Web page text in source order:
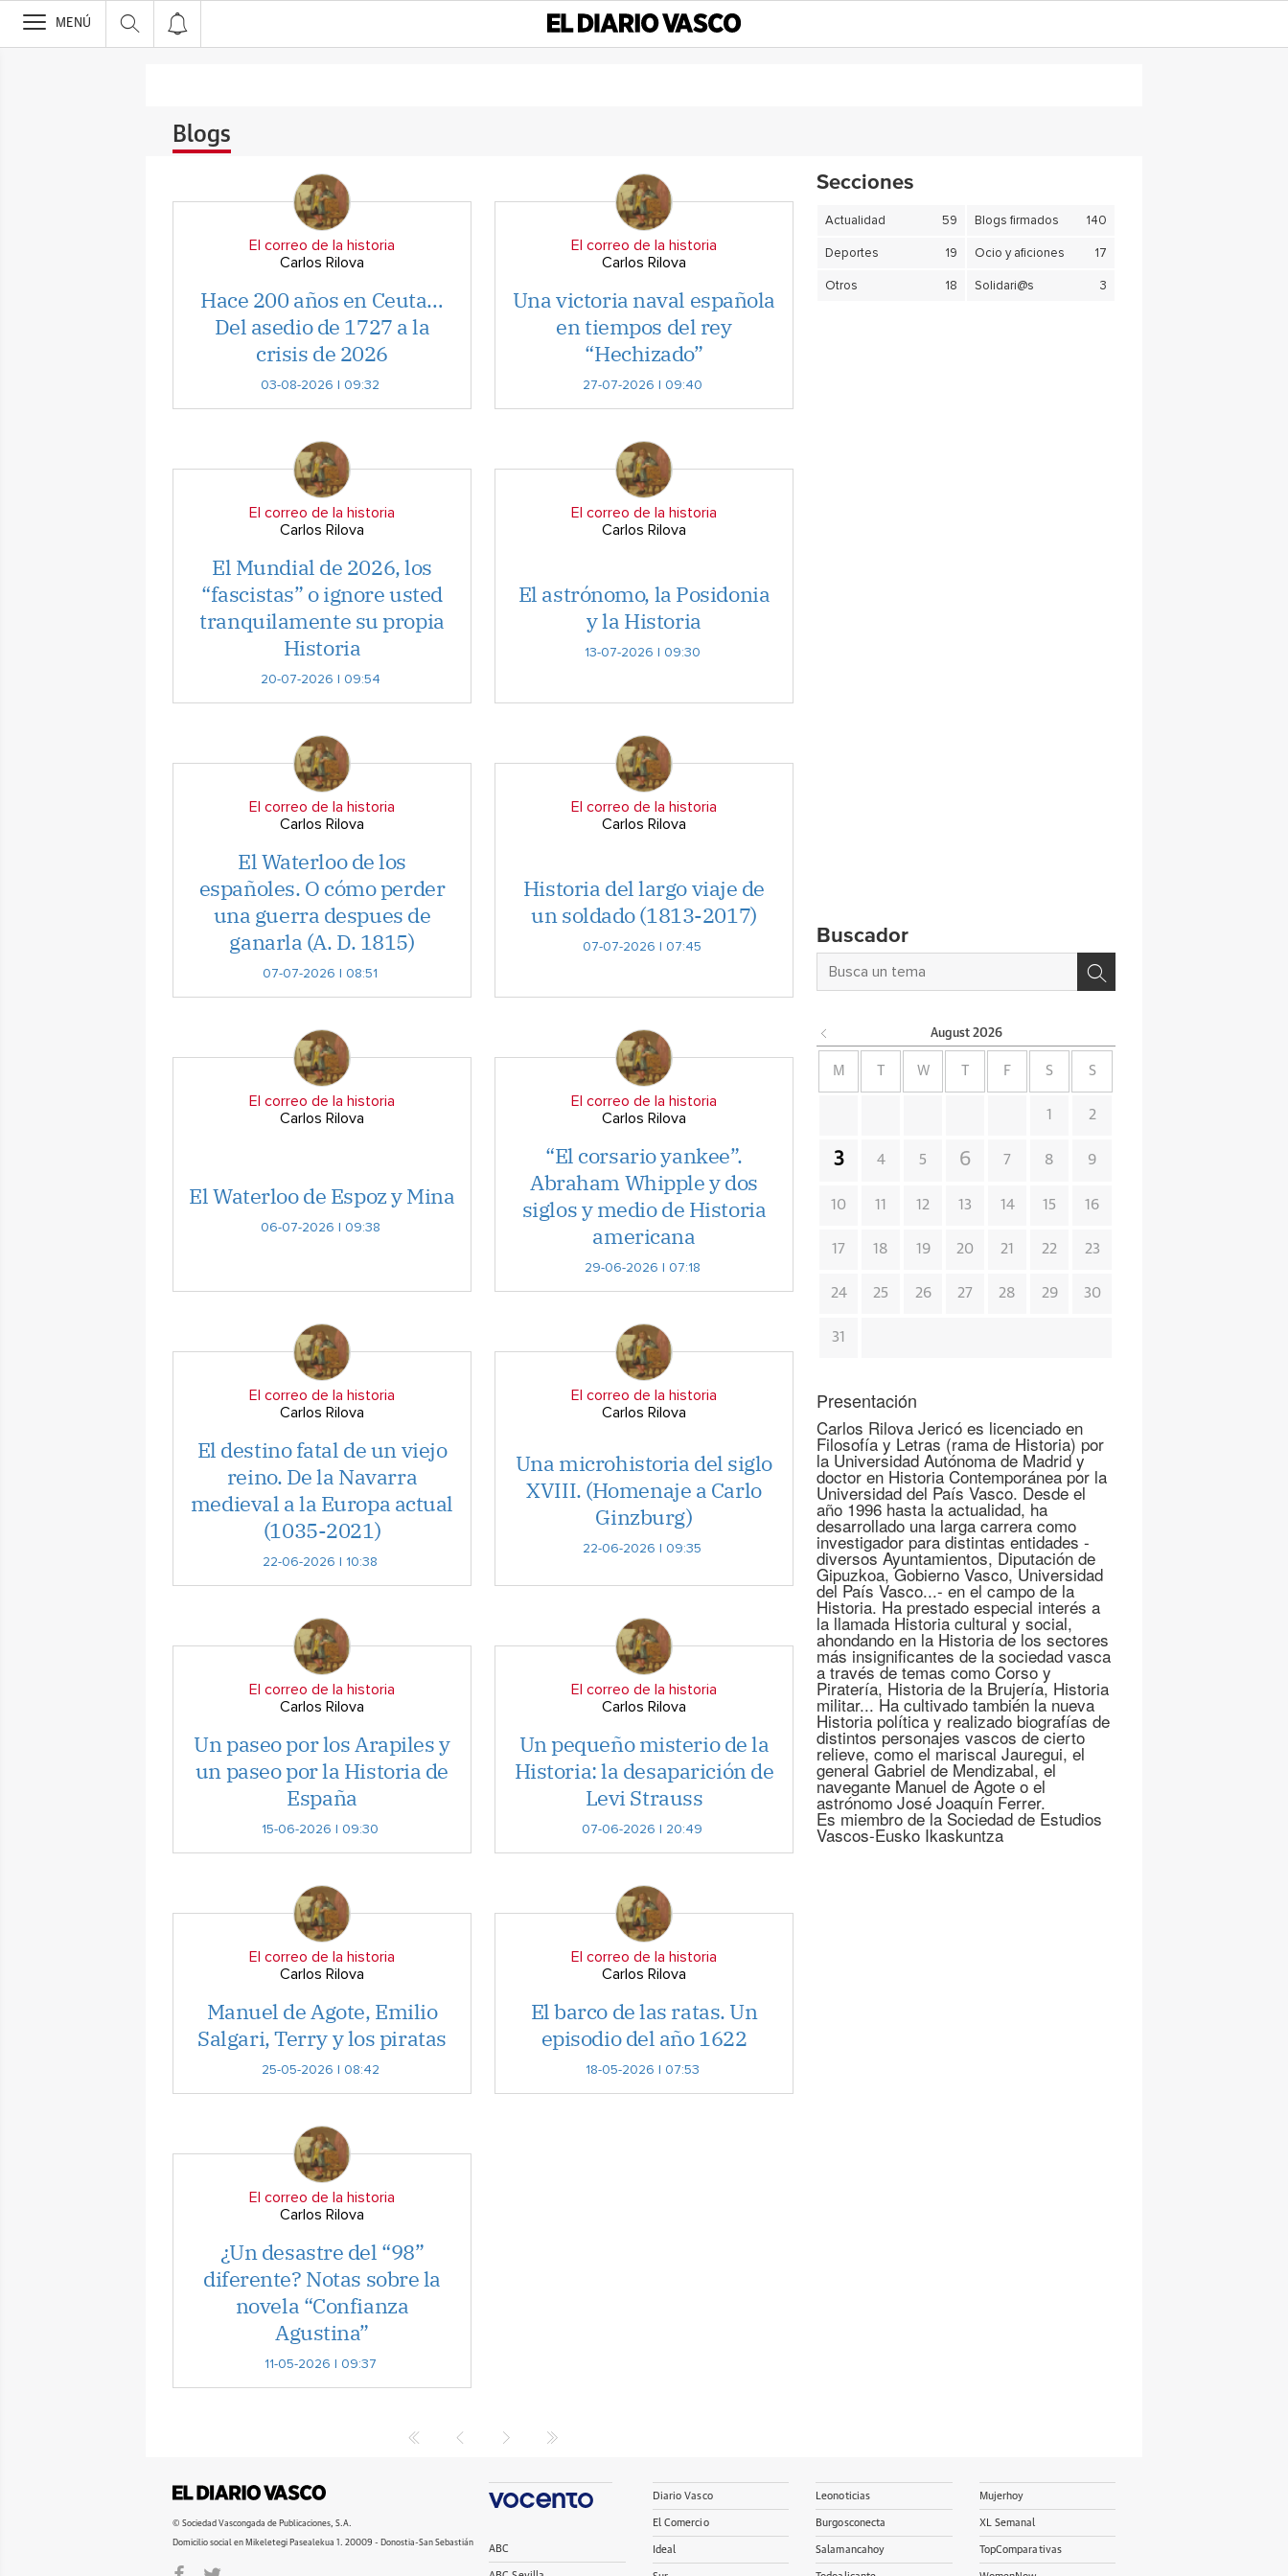
>
MENÚ
Blogs
El correo de la historia
Carlos Rilova
Hace 200 años en Ceuta…
Del asedio de 1727 a la
crisis de 2026
03-08-2026 | 09:32
El correo de la historia
Carlos Rilova
Una victoria naval española
en tiempos del rey
“Hechizado”
27-07-2026 | 09:40
El correo de la historia
Carlos Rilova
El Mundial de 2026, los
“fascistas” o ignore usted
tranquilamente su propia
Historia
20-07-2026 | 09:54
El correo de la historia
Carlos Rilova
El astrónomo, la Posidonia
y la Historia
13-07-2026 | 09:30
El correo de la historia
Carlos Rilova
El Waterloo de los
españoles. O cómo perder
una guerra despues de
ganarla (A. D. 1815)
07-07-2026 | 08:51
El correo de la historia
Carlos Rilova
Historia del largo viaje de
un soldado (1813-2017)
07-07-2026 | 07:45
El correo de la historia
Carlos Rilova
El Waterloo de Espoz y Mina
06-07-2026 | 09:38
El correo de la historia
Carlos Rilova
“El corsario yankee”.
Abraham Whipple y dos
siglos y medio de Historia
americana
29-06-2026 | 07:18
El correo de la historia
Carlos Rilova
El destino fatal de un viejo
reino. De la Navarra
medieval a la Europa actual
(1035-2021)
22-06-2026 | 10:38
El correo de la historia
Carlos Rilova
Una microhistoria del siglo
XVIII. (Homenaje a Carlo
Ginzburg)
22-06-2026 | 09:35
El correo de la historia
Carlos Rilova
Un paseo por los Arapiles y
un paseo por la Historia de
España
15-06-2026 | 09:30
El correo de la historia
Carlos Rilova
Un pequeño misterio de la
Historia: la desaparición de
Levi Strauss
07-06-2026 | 20:49
El correo de la historia
Carlos Rilova
Manuel de Agote, Emilio
Salgari, Terry y los piratas
25-05-2026 | 08:42
El correo de la historia
Carlos Rilova
El barco de las ratas. Un
episodio del año 1622
18-05-2026 | 07:53
El correo de la historia
Carlos Rilova
¿Un desastre del “98”
diferente? Notas sobre la
novela “Confianza
Agustina”
11-05-2026 | 09:37
Secciones
Actualidad 59 Blogs firmados 140
Deportes 19 Ocio y aficiones 17
Otros 18 Solidari@s 3
Buscador
August 2026
M W F S S
1 2
3 4 5 6 7 8 9
10 11 12 13 14 15 16
17 18 19 20 21 22 23
24 25 26 27 28 29 30
31
Presentación
Carlos Rilova Jericó es licenciado en
Filosofía y Letras (rama de Historia) por
la Universidad Autónoma de Madrid y
doctor en Historia Contemporánea por la
Universidad del País Vasco. Desde el
año 1996 hasta la actualidad, ha
desarrollado una larga carrera como
investigador para distintas entidades -
diversos Ayuntamientos, Diputación de
Gipuzkoa, Gobierno Vasco, Universidad
del País Vasco...- en el campo de la
Historia. Ha prestado especial interés a
la llamada Historia cultural y social,
ahondando en la Historia de los sectores
más insignificantes de la sociedad vasca
a través de temas como Corso y
Piratería, Historia de la Brujería, Historia
militar... Ha cultivado también la nueva
Historia política y realizado biografías de
distintos personajes vascos de cierto
relieve, como el mariscal Jauregui, el
general Gabriel de Mendizabal, el
navegante Manuel de Agote o el
astrónomo José Joaquín Ferrer.
Es miembro de la Sociedad de Estudios
Vascos-Eusko Ikaskuntza
© Sociedad Vascongada de Publicaciones, S.A.
Domicilio social en Mikeletegi Pasealekua 1. 20009 - Donostia-San Sebastián
ABC
Diario Vasco
El Comercio
Ideal
Leonoticias
Burgosconecta
Salamancahoy
Mujerhoy
XL Semanal
TopComparativas